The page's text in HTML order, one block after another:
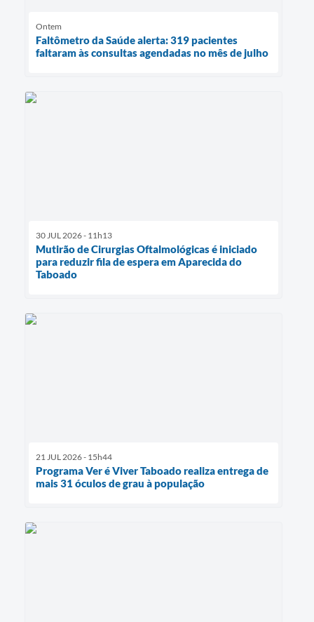
Ontem
Faltômetro da Saúde alerta: 319 pacientes
faltaram às consultas agendadas no mês de julho
30 JUL 2026 - 11h13
Mutirão de Cirurgias Oftalmológicas é iniciado
para reduzir fila de espera em Aparecida do
Taboado
21 JUL 2026 - 15h44
Programa Ver é Viver Taboado realiza entrega de
mais 31 óculos de grau à população